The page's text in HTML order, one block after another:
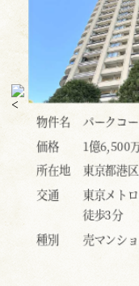
物件名
ベイクレ
価格
1億5,800
所在地
東京都港
交通
ＪＲ山手
売マンショ